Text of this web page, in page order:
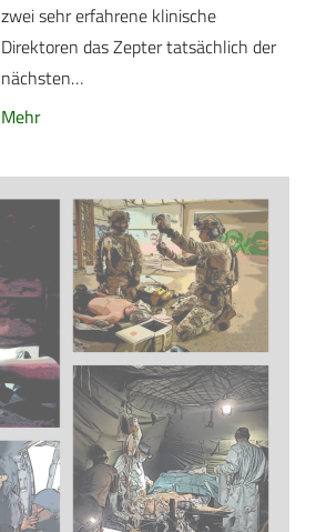
zwei sehr erfahrene klinische
Direktoren das Zepter tatsächlich der
nächsten…
Mehr